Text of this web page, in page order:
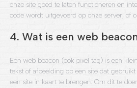
onze site goed te laten functioneren en
code wordt uitgevoerd op onze server, of
4. Wat is een web
Een web beacon (ook pixel tag) is een
tekst of afbeelding op een site dat
een site in kaart te brengen. Om dit te